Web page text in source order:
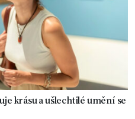
krásu a ušlechtilé umění se